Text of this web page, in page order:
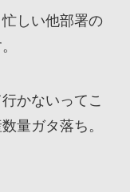
しい他部署の
かないってこ
量ガタ落ち。